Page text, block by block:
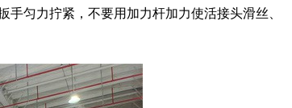
匀力拧紧，不要用加力杆加力使活接头滑丝、